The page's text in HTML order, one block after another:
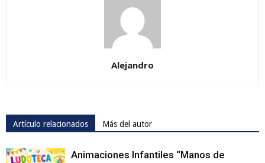
Alejandro
Artículo relacionados Más del autor
Animaciones Infantiles “Manos de